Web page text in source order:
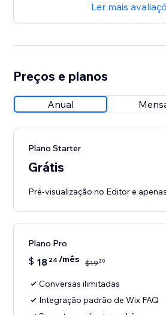
Ler mais
Preços e planos
Anual
Plano Starter
Grátis
Pré-visualização no Editor e
Plano Pro
$ 18 24 /mês $1920
Conversas ilimitadas
Integração padrão de Wix FAQ